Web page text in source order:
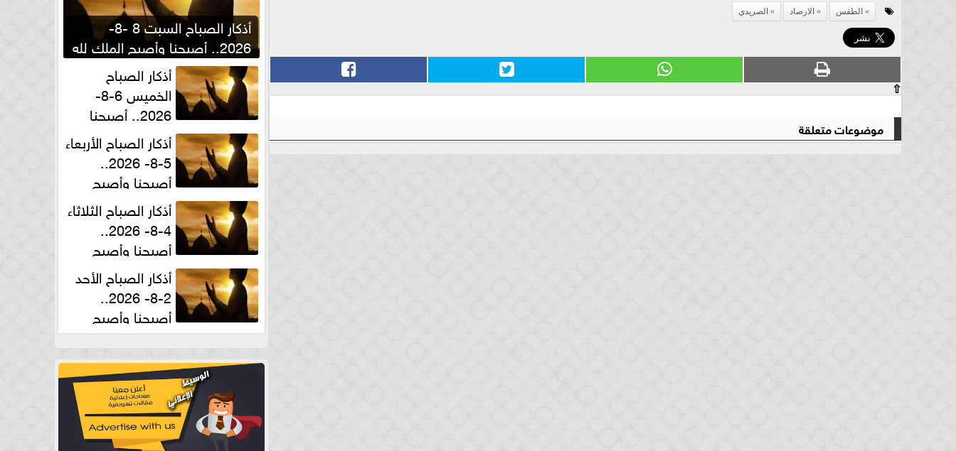
الطقس الارصاد الصريدي
⇧
موضوعات متعلقة
أذكار الصباح السبت 8 -8-
2026.. أصبحنا وأصبح الملك لله
والحمد لله
أذكار الصباح
الخميس 6-8-
2026.. أصبحنا
وأصبح الملك لله والحمد لله
أذكار الصباح الأربعاء
5-8- 2026..
أصبحنا وأصبح
الملك لله والحمد للهأذكار الصباح الثلاثاء
4-8- 2026..
أصبحنا وأصبح
الملك لله والحمد للهأذكار الصباح الأحد
2-8- 2026..
أصبحنا وأصبح
الملك لله والحمد لله